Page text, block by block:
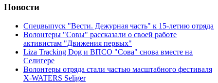
Новости
Спецвыпуск "Вести. Дежурная часть" к 15-летию отряда
Волонтеры "Совы" рассказали о своей работе
активистам "Движения первых"
Liza Tracking Dog и ВПСО "Сова" снова вместе на
Селигере
Волонтеры отряда стали частью масштабного фестиваля
X-WATERS Seliger